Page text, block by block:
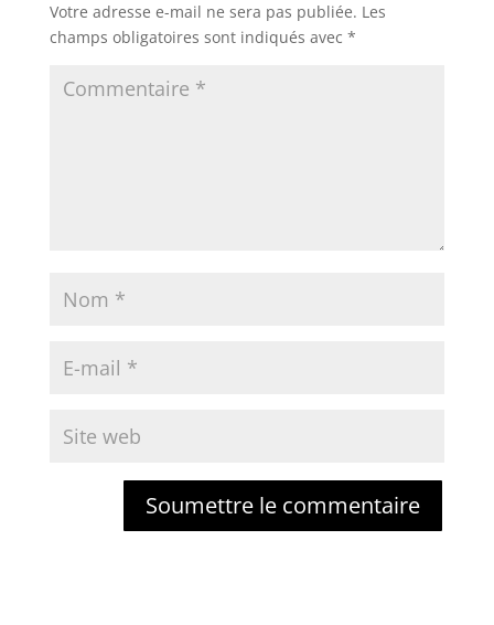
Votre adresse e-mail ne sera pas publiée. Les
champs obligatoires sont indiqués avec *
Soumettre le commentaire